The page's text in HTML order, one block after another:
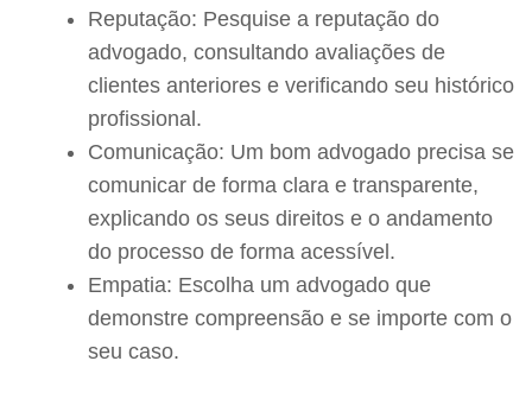
Reputação: Pesquise a reputação do
advogado, consultando avaliações de
clientes anteriores e verificando seu histórico
profissional.
Comunicação: Um bom advogado precisa se
comunicar de forma clara e transparente,
explicando os seus direitos e o andamento
do processo de forma acessível.
Empatia: Escolha um advogado que
demonstre compreensão e se importe com o
seu caso.